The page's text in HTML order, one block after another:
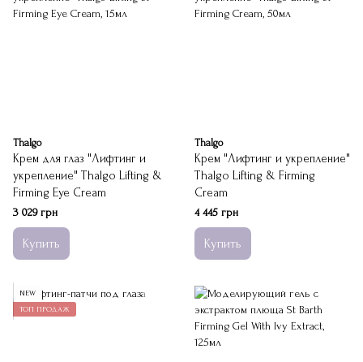
Thalgo
Крем для глаз "Лифтинг и
укрепление" Thalgo Lifting &
Firming Eye Cream
3 029 грн
Купить
Thalgo
Крем "Лифтинг и укрепление"
Thalgo Lifting & Firming
Cream
4 445 грн
Купить
NEW
ТОП ПРОДАЖ